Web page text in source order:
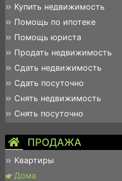
Купить недвижимость
Помощь по ипотеке
Помощь юриста
Продать недвижимость
Сдать недвижимость
Сдать посуточно
Снять недвижимость
Снять посуточно
ПРОДАЖА
Квартиры
Дома